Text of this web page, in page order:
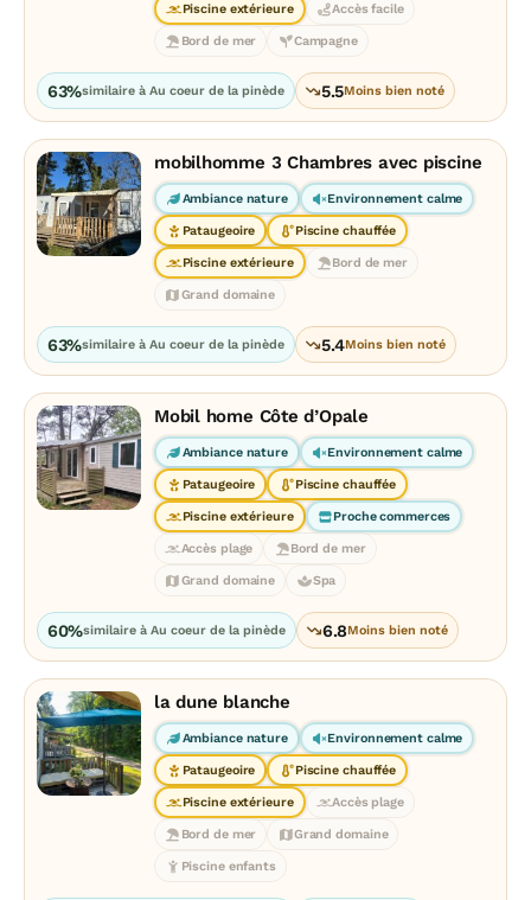
Piscine extérieure Accès facile
Bord de mer Campagne
63%similaire à Au coeur de la pinède 5.5Moins bien noté
mobilhomme 3 Chambres avec piscine
Ambiance nature Environnement calme
Pataugeoire Piscine chauffée
Piscine extérieure Bord de mer
Grand domaine
63%similaire à Au coeur de la pinède 5.4Moins bien noté
Mobil home Côte d’Opale
Ambiance nature Environnement calme
Pataugeoire Piscine chauffée
Piscine extérieure Proche commerces
Accès plage Bord de mer
Grand domaine Spa
60%similaire à Au coeur de la pinède 6.8Moins bien noté
la dune blanche
Ambiance nature Environnement calme
Pataugeoire Piscine chauffée
Piscine extérieure Accès plage
Bord de mer Grand domaine
Piscine enfants